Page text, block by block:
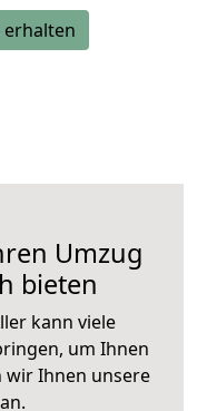
erhalten
Umzug
bieten
kann viele
um Ihnen
wir Ihnen unsere